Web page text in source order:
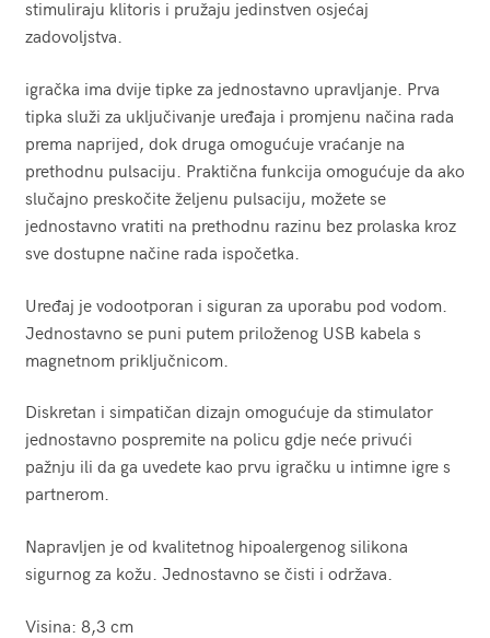
stimuliraju klitoris i pružaju jedinstven osjećaj
zadovoljstva.
igračka ima dvije tipke za jednostavno upravljanje. Prva
tipka služi za uključivanje uređaja i promjenu načina rada
prema naprijed, dok druga omogućuje vraćanje na
prethodnu pulsaciju. Praktična funkcija omogućuje da ako
slučajno preskočite željenu pulsaciju, možete se
jednostavno vratiti na prethodnu razinu bez prolaska kroz
sve dostupne načine rada ispočetka.
Uređaj je vodootporan i siguran za uporabu pod vodom.
Jednostavno se puni putem priloženog USB kabela s
magnetnom priključnicom.
Diskretan i simpatičan dizajn omogućuje da stimulator
jednostavno pospremite na policu gdje neće privući
pažnju ili da ga uvedete kao prvu igračku u intimne igre s
partnerom.
Napravljen je od kvalitetnog hipoalergenog silikona
sigurnog za kožu. Jednostavno se čisti i održava.
Visina: 8,3 cm